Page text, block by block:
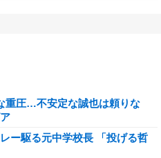
重圧…不安定な誠也は頼りな
ー駆る元中学校長 「投げる哲